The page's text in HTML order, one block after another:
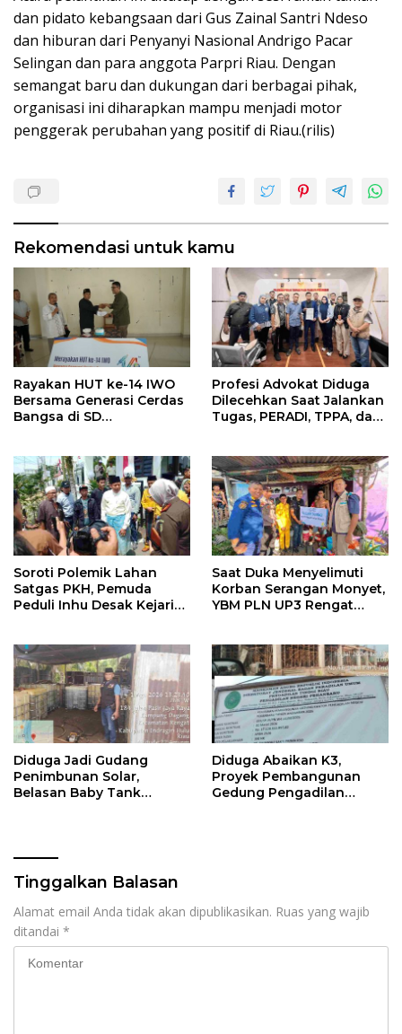
dan pidato kebangsaan dari Gus Zainal Santri Ndeso
dan hiburan dari Penyanyi Nasional Andrigo Pacar
Selingan dan para anggota Parpri Riau. Dengan
semangat baru dan dukungan dari berbagai pihak,
organisasi ini diharapkan mampu menjadi motor
penggerak perubahan yang positif di Riau.(rilis)
Rekomendasi untuk kamu
Rayakan HUT ke-14 IWO
Bersama Generasi Cerdas
Bangsa di SD
Profesi Advokat Diduga
Dilecehkan Saat Jalankan
Tugas, PERADI, TPPA, dan
Bulu
Soroti Polemik Lahan
Satgas PKH, Pemuda
Peduli Inhu Desak Kejari
Saat Duka Menyelimuti
Korban Serangan Monyet,
YBM PLN UP3 Rengat
Kemanusiaan
Diduga Jadi Gudang
Penimbunan Solar,
Belasan Baby Tank
Diduga Abaikan K3,
Proyek Pembangunan
Gedung Pengadilan
Tinggalkan Balasan
Alamat email Anda tidak akan dipublikasikan. Ruas yang wajib
ditandai *